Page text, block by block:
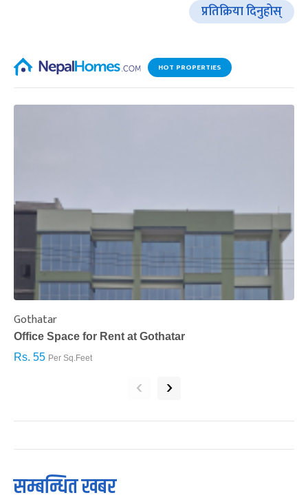
प्रतिक्रिया दिनुहोस्
HOT PROPERTIES
Gothatar
Office Space for Rent at Gothatar
Rs. 55 Per Sq.Feet
‹ ›
सम्बन्धित खबर